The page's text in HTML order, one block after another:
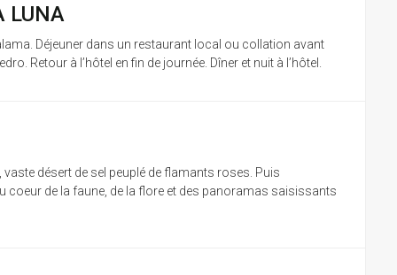
LUNA
Déjeuner dans un restaurant local ou collation avant
Retour à l’hôtel en fin de journée. Dîner et nuit à l’hôtel.
désert de sel peuplé de flamants roses. Puis
coeur de la faune, de la flore et des panoramas saisissants